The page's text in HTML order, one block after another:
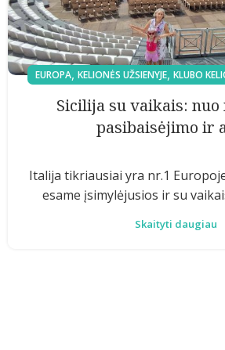
EUROPA, KELIONĖS UŽSIENYJE, KLUBO
Sicilija su vaikais:
pasibaisėjimo ir
Italija tikriausiai yra nr.1
esame įsimylėjusios ir su
Skaityti daugiau